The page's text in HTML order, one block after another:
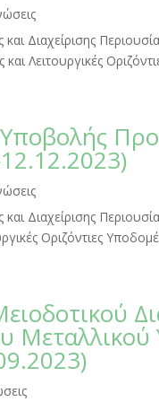
και Διαχείρισης
και Λειτουργικές
και Διαχείρισης
Οριζόντιες